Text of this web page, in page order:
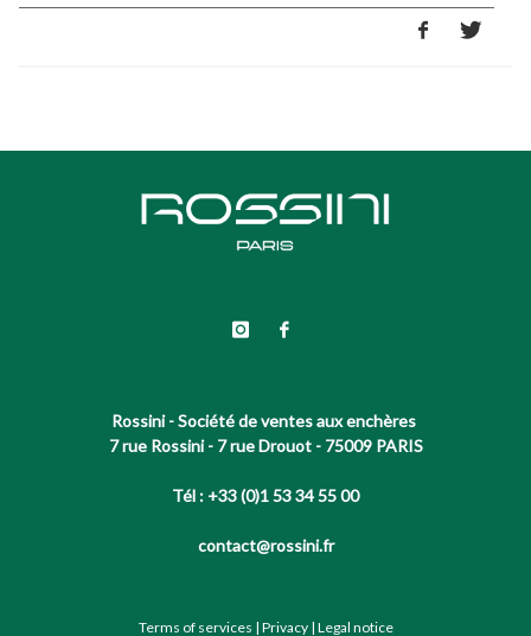
Rossini - Société de ventes aux enchères
7 rue Rossini - 7 rue Drouot - 75009 PARIS
Tél : +33 (0)1 53 34 55 00
contact@rossini.fr
Terms of services | Privacy| Legal notice